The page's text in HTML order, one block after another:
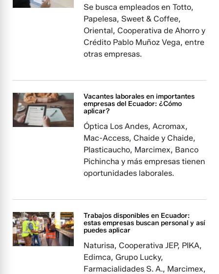
Se busca empleados en Totto,
Papelesa, Sweet & Coffee,
Oriental, Cooperativa de Ahorro y
Crédito Pablo Muñoz Vega, entre
otras empresas.
Vacantes laborales en importantes
empresas del Ecuador: ¿Cómo
aplicar?
Óptica Los Andes, Acromax,
Mac-Access, Chaide y Chaide,
Plasticaucho, Marcimex, Banco
Pichincha y más empresas tienen
oportunidades laborales.
Trabajos disponibles en Ecuador:
estas empresas buscan personal y así
puedes aplicar
Naturisa, Cooperativa JEP, PIKA,
Edimca, Grupo Lucky,
Farmacialidades S. A., Marcimex,